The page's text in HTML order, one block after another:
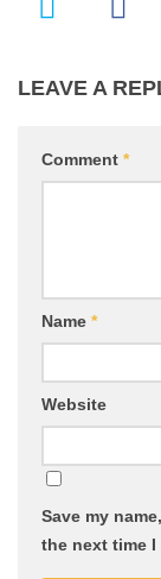
LEAVE A
Comment *
Name *
Website
Save my
the next time I